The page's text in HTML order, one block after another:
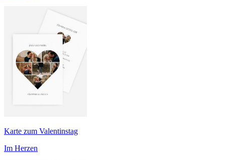
Karte zum Valentinstag
Im Herzen